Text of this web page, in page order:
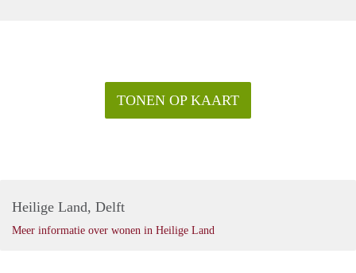
TONEN OP KAART
Heilige Land, Delft
Meer informatie over wonen in Heilige Land